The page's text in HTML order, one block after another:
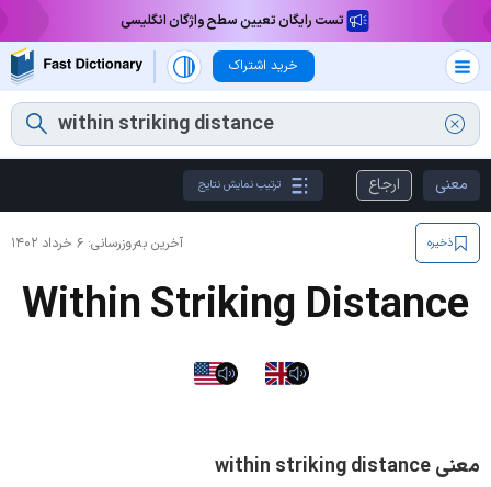
تست رایگان تعیین سطح واژگان انگلیسی
خرید اشتراک
معنی ارجاع ترتیب نمایش نتایج
آخرین به‌روزرسانی: ۶ خرداد ۱۴۰۲ ذخیره
Within Striking Distance
معنی within striking distance